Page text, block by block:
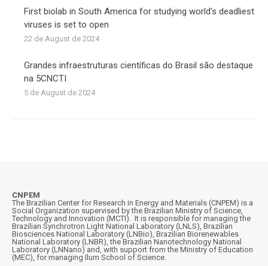
First biolab in South America for studying world’s deadliest
viruses is set to open
22 de August de 2024
Grandes infraestruturas científicas do Brasil são destaque
na 5CNCTI
5 de August de 2024
CNPEM
The Brazilian Center for Research in Energy and Materials (CNPEM) is a
Social Organization supervised by the Brazilian Ministry of Science,
Technology and Innovation (MCTI). It is responsible for managing the
Brazilian Synchrotron Light National Laboratory (LNLS), Brazilian
Biosciences National Laboratory (LNBio), Brazilian Biorenewables
National Laboratory (LNBR), the Brazilian Nanotechnology National
Laboratory (LNNano) and, with support from the Ministry of Education
(MEC), for managing Ilum School of Science.